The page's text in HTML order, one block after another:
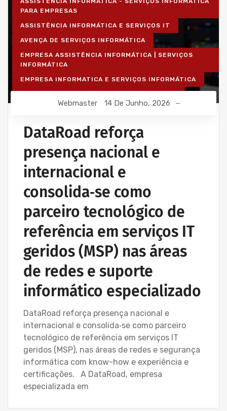
PARA EMPRESAS
ASSISTÊNCIA INFORMÁTICA E SERVIÇOS IT
AVENÇA DE SERVIÇOS INFORMÁTICA
EMPRESA ASSISTÊNCIA INFORMÁTICA | SERVIÇOS
INFORMÁTICA
EMPRESA INFORMATICA E SERVIÇOS INFORMÁTICA
MANUTENÇÃO INFORMÁTICA EMPRESAS
PROJETOS CABLAGEM E REDES INFORMÁTICA
Webmaster 14 De Junho, 2026
DataRoad reforça
presença nacional e
internacional e
consolida‑se como
parceiro tecnológico de
referência em serviços IT
geridos (MSP) nas áreas
de redes e suporte
informático especializado
DataRoad reforça presença nacional e
internacional e consolida‑se como parceiro
tecnológico de referência em serviços IT
geridos (MSP), nas áreas de redes e segurança
informática com know-how e experiência e
certificações. A DataRoad, empresa
especializada em